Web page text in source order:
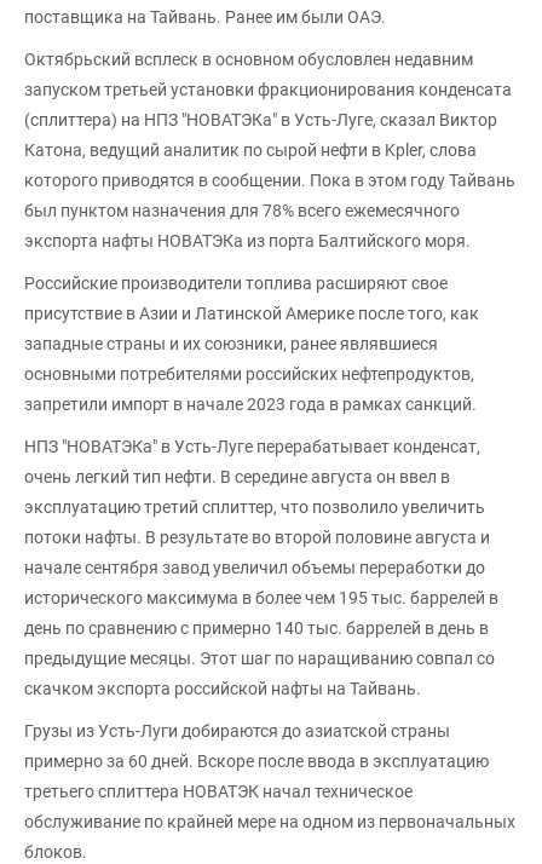
поставщика на Тайвань. Ранее им были ОАЭ.
Октябрьский всплеск в основном обусловлен недавним
запуском третьей установки фракционирования конденсата
(сплиттера) на НПЗ "НОВАТЭКа" в Усть-Луге, сказал Виктор
Катона, ведущий аналитик по сырой нефти в Kpler, слова
которого приводятся в сообщении. Пока в этом году Тайвань
был пунктом назначения для 78% всего ежемесячного
экспорта нафты НОВАТЭКа из порта Балтийского моря.
Российские производители топлива расширяют свое
присутствие в Азии и Латинской Америке после того, как
западные страны и их союзники, ранее являвшиеся
основными потребителями российских нефтепродуктов,
запретили импорт в начале 2023 года в рамках санкций.
НПЗ "НОВАТЭКа" в Усть-Луге перерабатывает конденсат,
очень легкий тип нефти. В середине августа он ввел в
эксплуатацию третий сплиттер, что позволило увеличить
потоки нафты. В результате во второй половине августа и
начале сентября завод увеличил объемы переработки до
исторического максимума в более чем 195 тыс. баррелей в
день по сравнению с примерно 140 тыс. баррелей в день в
предыдущие месяцы. Этот шаг по наращиванию совпал со
скачком экспорта российской нафты на Тайвань.
Грузы из Усть-Луги добираются до азиатской страны
примерно за 60 дней. Вскоре после ввода в эксплуатацию
третьего сплиттера НОВАТЭК начал техническое
обслуживание по крайней мере на одном из первоначальных
блоков.